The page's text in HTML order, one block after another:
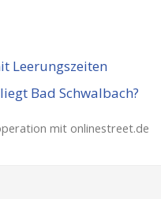
Leerungszeiten
Bad Schwalbach?
mit onlinestreet.de